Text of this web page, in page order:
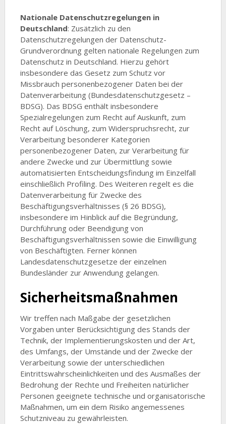
Nationale Datenschutzregelungen in
Deutschland: Zusätzlich zu den
Datenschutzregelungen der Datenschutz-
Grundverordnung gelten nationale Regelungen zum
Datenschutz in Deutschland. Hierzu gehört
insbesondere das Gesetz zum Schutz vor
Missbrauch personenbezogener Daten bei der
Datenverarbeitung (Bundesdatenschutzgesetz –
BDSG). Das BDSG enthält insbesondere
Spezialregelungen zum Recht auf Auskunft, zum
Recht auf Löschung, zum Widerspruchsrecht, zur
Verarbeitung besonderer Kategorien
personenbezogener Daten, zur Verarbeitung für
andere Zwecke und zur Übermittlung sowie
automatisierten Entscheidungsfindung im Einzelfall
einschließlich Profiling. Des Weiteren regelt es die
Datenverarbeitung für Zwecke des
Beschäftigungsverhältnisses (§ 26 BDSG),
insbesondere im Hinblick auf die Begründung,
Durchführung oder Beendigung von
Beschäftigungsverhältnissen sowie die Einwilligung
von Beschäftigten. Ferner können
Landesdatenschutzgesetze der einzelnen
Bundesländer zur Anwendung gelangen.
Sicherheitsmaßnahmen
Wir treffen nach Maßgabe der gesetzlichen
Vorgaben unter Berücksichtigung des Stands der
Technik, der Implementierungskosten und der Art,
des Umfangs, der Umstände und der Zwecke der
Verarbeitung sowie der unterschiedlichen
Eintrittswahrscheinlichkeiten und des Ausmaßes der
Bedrohung der Rechte und Freiheiten natürlicher
Personen geeignete technische und organisatorische
Maßnahmen, um ein dem Risiko angemessenes
Schutzniveau zu gewährleisten.